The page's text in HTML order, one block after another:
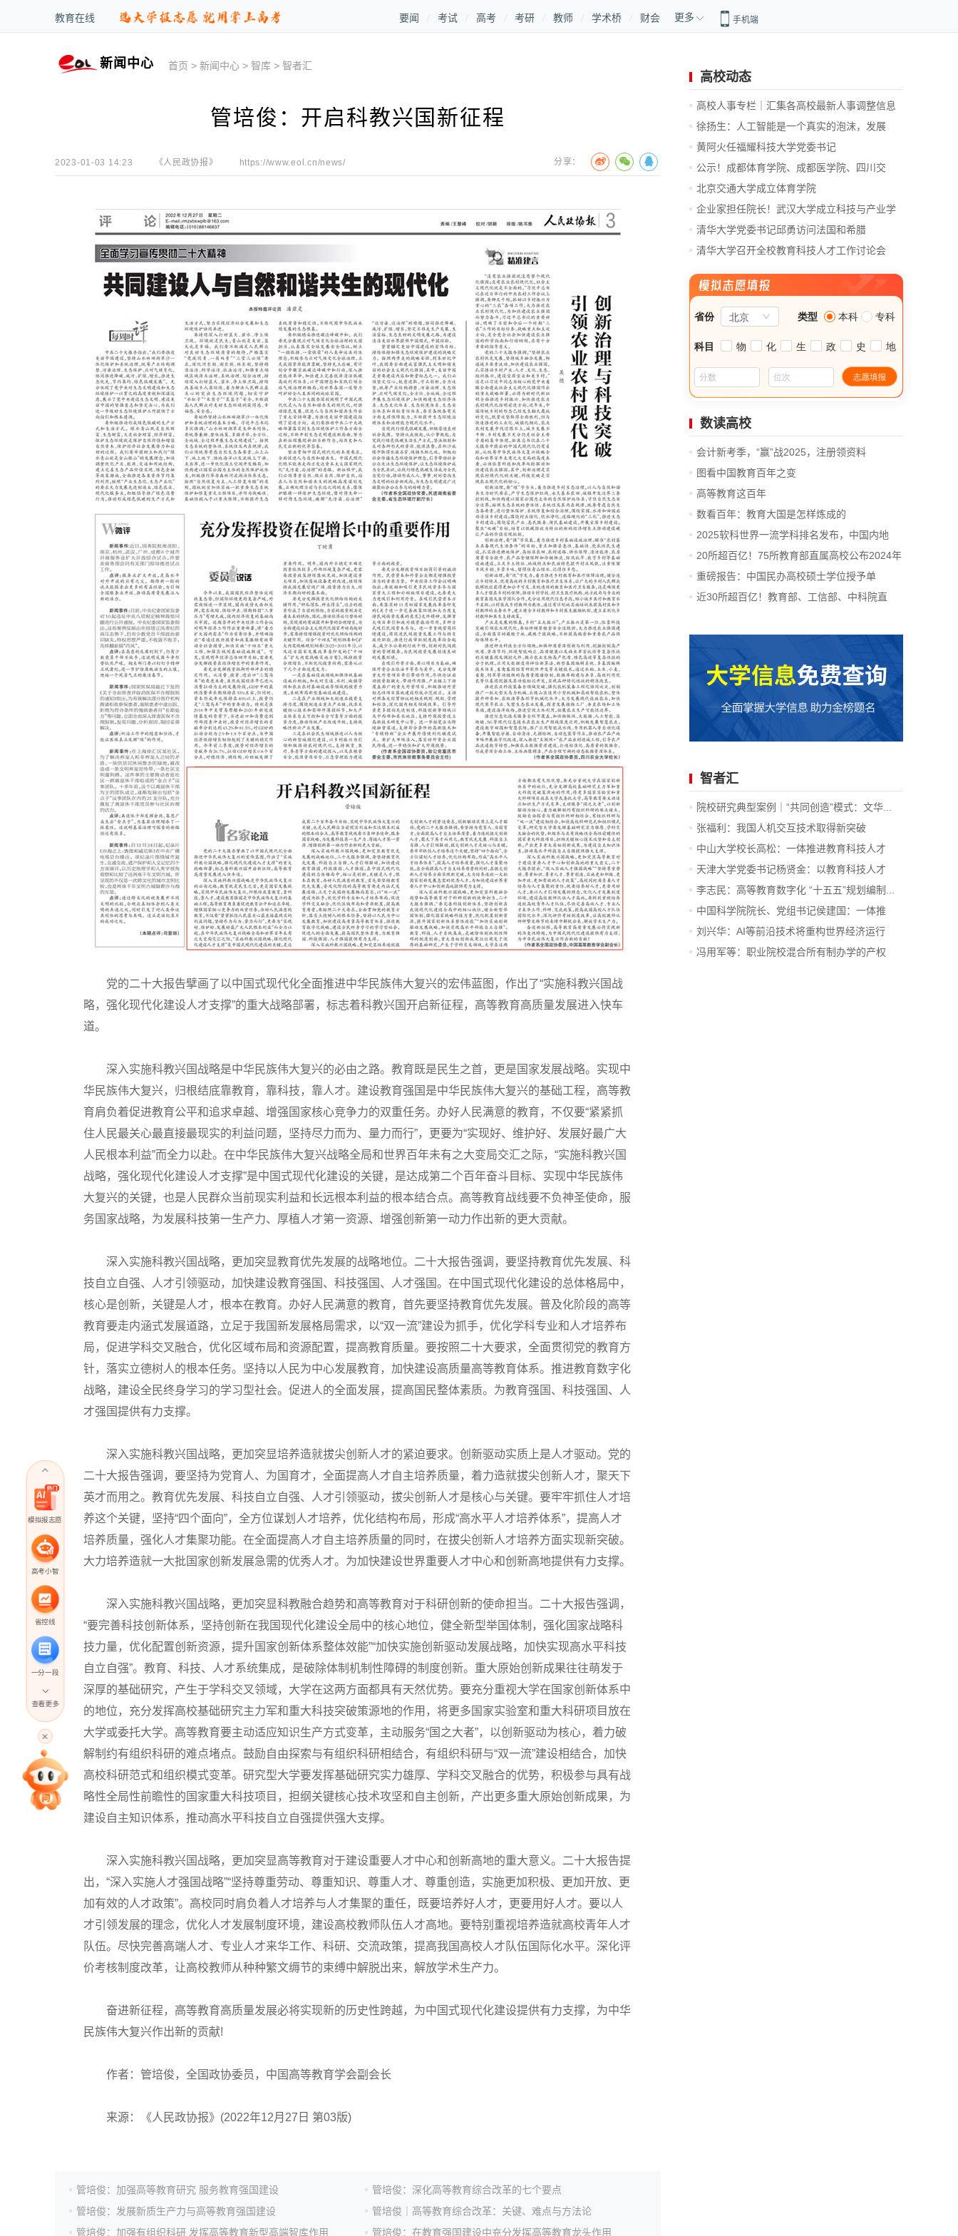
教育在线 要闻 考试 高考 考研 教师 学术桥 财会 更多 手机端
新闻中心 首页 >新闻中心 >智库 >智者汇
管培俊：开启科教兴国新征程
2023-01-03 14:23 《人民政协报》 https://www.eol.cn/news/ 分享：
党的二十大报告擘画了以中国式现代化全面推进中华民族伟大复兴的宏伟蓝图，作出了“实施科教兴国战
略，强化现代化建设人才支撑”的重大战略部署，标志着科教兴国开启新征程，高等教育高质量发展进入快车
道。
深入实施科教兴国战略是中华民族伟大复兴的必由之路。教育既是民生之首，更是国家发展战略。实现中
华民族伟大复兴，归根结底靠教育，靠科技，靠人才。建设教育强国是中华民族伟大复兴的基础工程，高等教
育肩负着促进教育公平和追求卓越、增强国家核心竞争力的双重任务。办好人民满意的教育，不仅要“紧紧抓
住人民最关心最直接最现实的利益问题，坚持尽力而为、量力而行”，更要为“实现好、维护好、发展好最广大
人民根本利益”而全力以赴。在中华民族伟大复兴战略全局和世界百年未有之大变局交汇之际，“实施科教兴国
战略，强化现代化建设人才支撑”是中国式现代化建设的关键，是达成第二个百年奋斗目标、实现中华民族伟
大复兴的关键，也是人民群众当前现实利益和长远根本利益的根本结合点。高等教育战线要不负神圣使命，服
务国家战略，为发展科技第一生产力、厚植人才第一资源、增强创新第一动力作出新的更大贡献。
深入实施科教兴国战略，更加突显教育优先发展的战略地位。二十大报告强调，要坚持教育优先发展、科
技自立自强、人才引领驱动，加快建设教育强国、科技强国、人才强国。在中国式现代化建设的总体格局中，
核心是创新，关键是人才，根本在教育。办好人民满意的教育，首先要坚持教育优先发展。普及化阶段的高等
教育要走内涵式发展道路，立足于我国新发展格局需求，以“双一流”建设为抓手，优化学科专业和人才培养布
局，促进学科交叉融合，优化区域布局和资源配置，提高教育质量。要按照二十大要求，全面贯彻党的教育方
针，落实立德树人的根本任务。坚持以人民为中心发展教育，加快建设高质量高等教育体系。推进教育数字化
战略，建设全民终身学习的学习型社会。促进人的全面发展，提高国民整体素质。为教育强国、科技强国、人
才强国提供有力支撑。
深入实施科教兴国战略，更加突显培养造就拔尖创新人才的紧迫要求。创新驱动实质上是人才驱动。党的
二十大报告强调，要坚持为党育人、为国育才，全面提高人才自主培养质量，着力造就拔尖创新人才，聚天下
英才而用之。教育优先发展、科技自立自强、人才引领驱动，拔尖创新人才是核心与关键。要牢牢抓住人才培
养这个关键，坚持“四个面向”，全方位谋划人才培养，优化结构布局，形成“高水平人才培养体系”，提高人才
培养质量，强化人才集聚功能。在全面提高人才自主培养质量的同时，在拔尖创新人才培养方面实现新突破。
大力培养造就一大批国家创新发展急需的优秀人才。为加快建设世界重要人才中心和创新高地提供有力支撑。
深入实施科教兴国战略，更加突显科教融合趋势和高等教育对于科研创新的使命担当。二十大报告强调，
“要完善科技创新体系，坚持创新在我国现代化建设全局中的核心地位，健全新型举国体制，强化国家战略科
技力量，优化配置创新资源，提升国家创新体系整体效能”“加快实施创新驱动发展战略，加快实现高水平科技
自立自强”。教育、科技、人才系统集成，是破除体制机制性障碍的制度创新。重大原始创新成果往往萌发于
深厚的基础研究，产生于学科交叉领域，大学在这两方面都具有天然优势。要充分重视大学在国家创新体系中
的地位，充分发挥高校基础研究主力军和重大科技突破策源地的作用，将更多国家实验室和重大科研项目放在
大学或委托大学。高等教育要主动适应知识生产方式变革，主动服务“国之大者”，以创新驱动为核心，着力破
解制约有组织科研的难点堵点。鼓励自由探索与有组织科研相结合，有组织科研与“双一流”建设相结合，加快
高校科研范式和组织模式变革。研究型大学要发挥基础研究实力雄厚、学科交叉融合的优势，积极参与具有战
略性全局性前瞻性的国家重大科技项目，担纲关键核心技术攻坚和自主创新，产出更多重大原始创新成果，为
建设自主知识体系，推动高水平科技自立自强提供强大支撑。
深入实施科教兴国战略，更加突显高等教育对于建设重要人才中心和创新高地的重大意义。二十大报告提
出，“深入实施人才强国战略”“坚持尊重劳动、尊重知识、尊重人才、尊重创造，实施更加积极、更加开放、更
加有效的人才政策”。高校同时肩负着人才培养与人才集聚的重任，既要培养好人才，更要用好人才。要以人
才引领发展的理念，优化人才发展制度环境，建设高校教师队伍人才高地。要特别重视培养造就高校青年人才
队伍。尽快完善高端人才、专业人才来华工作、科研、交流政策，提高我国高校人才队伍国际化水平。深化评
价考核制度改革，让高校教师从种种繁文缛节的束缚中解脱出来，解放学术生产力。
奋进新征程，高等教育高质量发展必将实现新的历史性跨越，为中国式现代化建设提供有力支撑，为中华
民族伟大复兴作出新的贡献!
作者：管培俊，全国政协委员，中国高等教育学会副会长
来源：《人民政协报》(2022年12月27日 第03版)
管培俊：加强高等教育研究 服务教育强国建设
管培俊：深化高等教育综合改革的七个要点
管培俊：发展新质生产力与高等教育强国建设
管培俊｜高等教育综合改革：关键、难点与方法论
管培俊：加强有组织科研 发挥高等教育新型高端智库作用
管培俊：在教育强国建设中充分发挥高等教育龙头作用
高校动态
高校人事专栏｜汇集各高校最新人事调整信息
徐扬生：人工智能是一个真实的泡沫，发展
前...
黄阿火任福耀科技大学党委书记
公示！成都体育学院、成都医学院、四川交
通...
北京交通大学成立体育学院
企业家担任院长！武汉大学成立科技与产业学
院
清华大学党委书记邱勇访问法国和希腊
清华大学召开全校教育科技人才工作讨论会
模拟报志愿
高考小智
省控线
一分一段
高考直播
专家指导课
查看更多
数读高校
会计新考季，“赢”战2025，注册领资料
图看中国教育百年之变
高等教育这百年
数看百年：教育大国是怎样炼成的
2025软科世界一流学科排名发布，中国内地
14...
20所超百亿！75所教育部直属高校公布2024年
决算
重磅报告：中国民办高校硕士学位授予单
位、...
近30所超百亿！教育部、工信部、中科院直
智者汇
院校研究典型案例｜“共同创造”模式：文华...
张福利：我国人机交互技术取得新突破
中山大学校长高松：一体推进教育科技人才
发...
天津大学党委书记杨贤金：以教育科技人才
一...
李志民：高等教育数字化 “十五五”规划编制...
中国科学院院长、党组书记侯建国：一体推
进...
刘兴华：AI等前沿技术将重构世界经济运行
底...
冯用军等：职业院校混合所有制办学的产权